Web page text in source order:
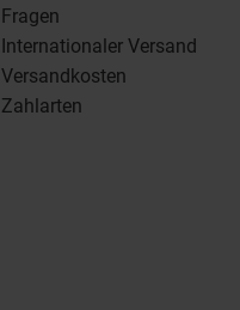
Fragen
Internationaler Versand
Versandkosten
Zahlarten